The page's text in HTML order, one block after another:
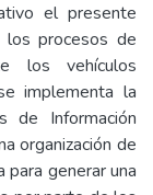
el presente
los procesos de
los vehículos
implementa la
de Información
organización de
para generar una